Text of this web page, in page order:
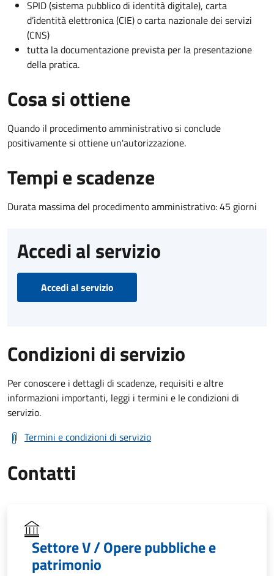
SPID (sistema pubblico di identità digitale), carta
d’identità elettronica (CIE) o carta nazionale dei servizi
(CNS)
tutta la documentazione prevista per la presentazione
della pratica.
Cosa si ottiene
Quando il procedimento amministrativo si conclude
positivamente si ottiene un'autorizzazione.
Tempi e scadenze
Durata massima del procedimento amministrativo: 45 giorni
Accedi al servizio
Accedi al servizio
Condizioni di servizio
Per conoscere i dettagli di scadenze, requisiti e altre
informazioni importanti, leggi i termini e le condizioni di
servizio.
Termini e condizioni di servizio
Contatti
Settore V / Opere pubbliche e
patrimonio